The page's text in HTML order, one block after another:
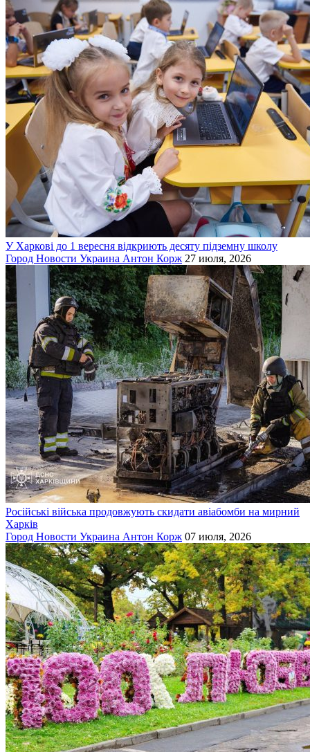
У Харкові до 1 вересня відкриють десяту підземну школу
Город Новости Украина Антон Корж 27 июля, 2026
Російські війська продовжують скидати авіабомби на мирний
Харків
Город Новости Украина Антон Корж 07 июля, 2026